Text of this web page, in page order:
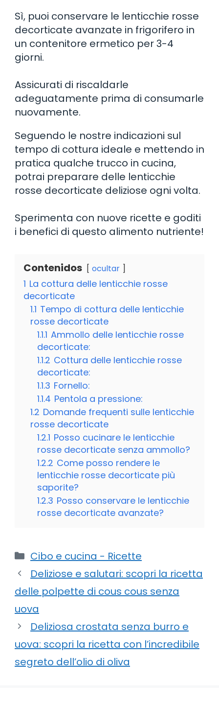
Sì, puoi conservare le lenticchie rosse
decorticate avanzate in frigorifero in
un contenitore ermetico per 3-4
giorni.
Assicurati di riscaldarle
adeguatamente prima di consumarle
nuovamente.
Seguendo le nostre indicazioni sul
tempo di cottura ideale e mettendo in
pratica qualche trucco in cucina,
potrai preparare delle lenticchie
rosse decorticate deliziose ogni volta.
Sperimenta con nuove ricette e goditi
i benefici di questo alimento nutriente!
Contenidos ocultar
1 La cottura delle lenticchie rosse
decorticate
1.1 Tempo di cottura delle lenticchie
rosse decorticate
1.1.1 Ammollo delle lenticchie rosse
decorticate:
1.1.2 Cottura delle lenticchie rosse
decorticate:
1.1.3 Fornello:
1.1.4 Pentola a pressione:
1.2 Domande frequenti sulle lenticchie
rosse decorticate
1.2.1 Posso cucinare le lenticchie
rosse decorticate senza ammollo?
1.2.2 Come posso rendere le
lenticchie rosse decorticate più
saporite?
1.2.3 Posso conservare le lenticchie
rosse decorticate avanzate?
Categorie
Cibo e cucina - Ricette
Deliziose e salutari: scopri la ricetta
delle polpette di cous cous senza
uova
Deliziosa crostata senza burro e
uova: scopri la ricetta con l’incredibile
segreto dell’olio di oliva